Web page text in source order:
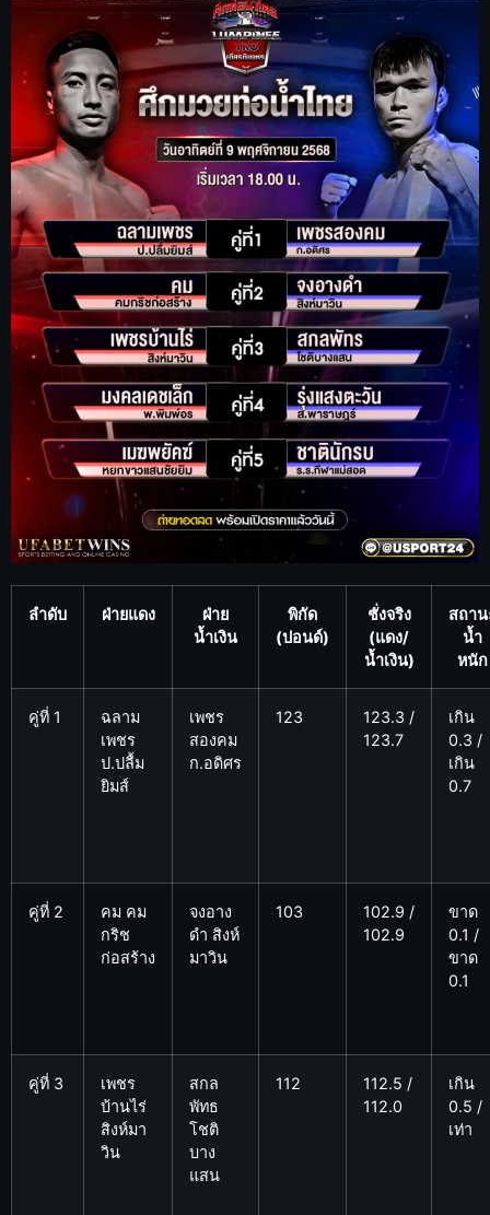
ลำดับ ฝ่ายแดง
ฝ่าย
น้ำเงิน
พิกัด
(ปอนด์)
ชั่งจริง
(แดง/
น้ำเงิน)
สถา
น้ำ
หนัก
คู่ที่ 1
ฉลาม
เพชร
ป.ปลื้ม
ยิมส์
เพชร
สองคม
ก.อดิศร
123
123.3 /
123.7
เกิน
0.3 /
เกิน
0.7
คู่ที่ 2
คม คม
กริช
ก่อสร้าง
จงอาง
ดำ สิงห์
มาวิน
103
102.9 /
102.9
ขาด
0.1 /
ขาด
0.1
คู่ที่ 3
เพชร
บ้านไร่
สิงห์มา
วิน
สกล
พัทธ
โชติ
บาง
แสน
112
112.5 /
112.0
เกิน
0.5 /
เท่า